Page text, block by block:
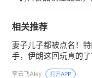
相关推荐
妻子儿子都被点名！
手，伊朗这回玩真的了
李云飞Afey 打开APP